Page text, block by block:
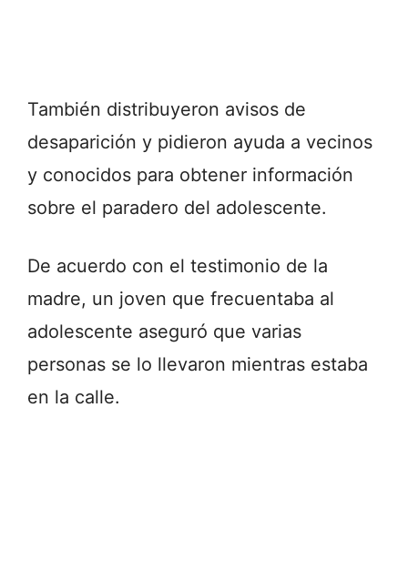
También distribuyeron avisos de
desaparición y pidieron ayuda a vecinos
y conocidos para obtener información
sobre el paradero del adolescente.
De acuerdo con el testimonio de la
madre, un joven que frecuentaba al
adolescente aseguró que varias
personas se lo llevaron mientras estaba
en la calle.